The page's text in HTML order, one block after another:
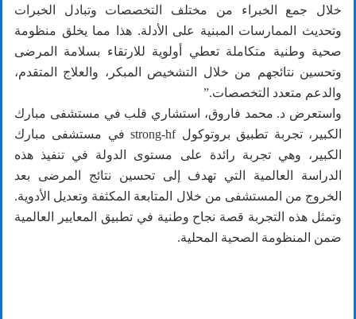
خلال جمع الخبراء من مختلف التخصصات وتبادل الخبرات
وتحديث الممارسات المبنية على الأدلة. هذا مما يخلق منظومة
صحية وطنية متكاملة تعطي أولوية للارتقاء بسلامة المرضى
وتحسين نتائجهم من خلال التشخيص المبكر، والعلاج المتقدم،
والدعم متعدد التخصصات.”
واستعرض د. محمد فاروق، استشاري قلب في مستشفى مبارك
الكبير، تجربة تطبيق بروتوكول strong-hf في مستشفى مبارك
الكبير، وهي تجربة رائدة على مستوى الدولة في تنفيذ هذه
الدراسة العالمية التي تهدف إلى تحسين نتائج المرضى بعد
الخروج من المستشفى من خلال المتابعة المكثفة وتعديل الأدوية.
وتمثل هذه التجربة قصة نجاح وطنية في تطبيق المعايير العالمية
ضمن المنظومة الصحية المحلية.